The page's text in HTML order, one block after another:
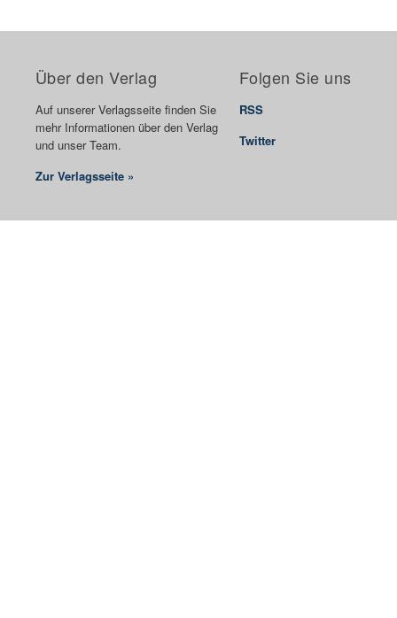
Über den Verlag
Auf unserer Verlagsseite finden Sie
mehr Informationen über den Verlag
und unser Team.
Zur Verlagsseite »
Folgen Sie uns
RSS
Twitter